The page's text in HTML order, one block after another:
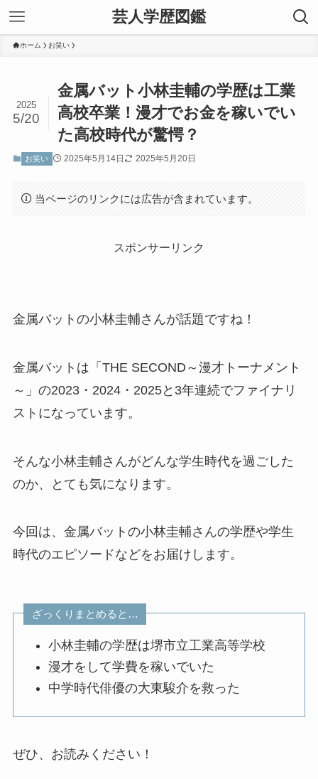
芸人学歴図鑑
ホーム お笑い
金属バット小林圭輔の学歴は工業
高校卒業！漫才でお金を稼いでい
た高校時代が驚愕？
2025
5/20
お笑い 2025年5月14日 2025年5月20日
当ページのリンクには広告が含まれています。
スポンサーリンク
金属バットの小林圭輔さんが話題ですね！
金属バットは「THE SECOND～漫才トーナメント
～」の2023・2024・2025と3年連続でファイナリ
ストになっています。
そんな小林圭輔さんがどんな学生時代を過ごした
のか、とても気になります。
今回は、金属バットの小林圭輔さんの学歴や学生
時代のエピソードなどをお届けします。
ざっくりまとめると…
小林圭輔の学歴は堺市立工業高等学校
漫才をして学費を稼いでいた
中学時代俳優の大東駿介を救った
ぜひ、お読みください！